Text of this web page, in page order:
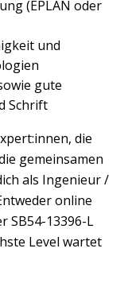
(EPLAN oder
und
gute
Schrift
die
gemeinsamen
als Ingenieur /
online
SB54-13396-L
Level wartet